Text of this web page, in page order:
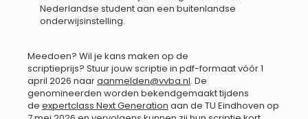
Nederlandse student aan een buitenlandse
onderwijsinstelling.
Meedoen? Wil je kans maken op de
scriptieprijs? Stuur jouw scriptie in pdf-formaat vóór 1
april 2026 naaraanmelden@vvba.nl. De
genomineerden worden bekendgemaakt tijdens
de expertclass Next Generation aan de TU Eindhoven op